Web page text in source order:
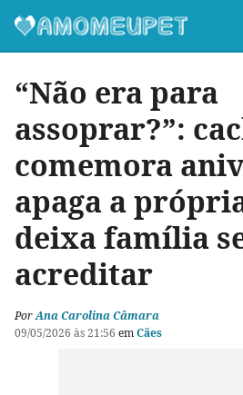
“Não era para
assoprar?”:
comemora
apaga a
deixa família
acreditar
PorAna Carolina Câmara
09/05/2026 às 21:56 emCães